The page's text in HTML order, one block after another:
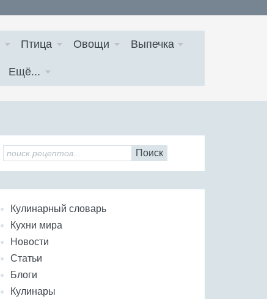
Птица Овощи Выпечка
Ещё...
Поиск
Кулинарный словарь
Кухни мира
Новости
Статьи
Блоги
Кулинары